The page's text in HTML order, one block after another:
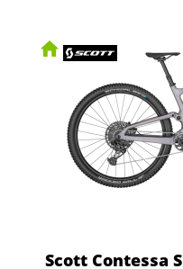
Scott Contessa